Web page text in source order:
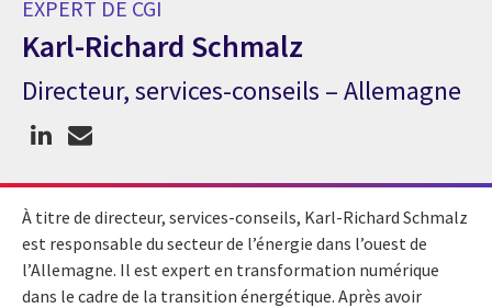
EXPERT DE CGI
Karl-Richard Schmalz
Expert de CGI Karl-Richard Schmalz
Directeur, services-conseils – Allemagne
À titre de directeur, services-conseils, Karl-Richard Schmalz
est responsable du secteur de l’énergie dans l’ouest de
l’Allemagne. Il est expert en transformation numérique
dans le cadre de la transition énergétique. Après avoir